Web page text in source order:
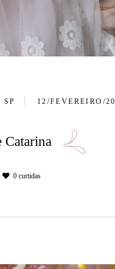
SP 12/FEVEREIRO/
Catarina
0curtidas